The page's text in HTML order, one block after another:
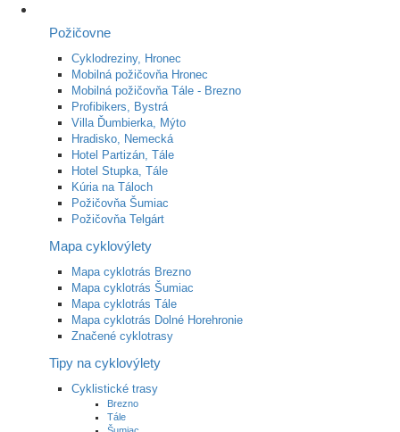
Požičovne
Cyklodreziny, Hronec
Mobilná požičovňa Hronec
Mobilná požičovňa Tále - Brezno
Profibikers, Bystrá
Villa Ďumbierka, Mýto
Hradisko, Nemecká
Hotel Partizán, Tále
Hotel Stupka, Tále
Kúria na Táloch
Požičovňa Šumiac
Požičovňa Telgárt
Mapa cyklovýlety
Mapa cyklotrás Brezno
Mapa cyklotrás Šumiac
Mapa cyklotrás Tále
Mapa cyklotrás Dolné Horehronie
Značené cyklotrasy
Tipy na cyklovýlety
Cyklistické trasy
Brezno
Tále